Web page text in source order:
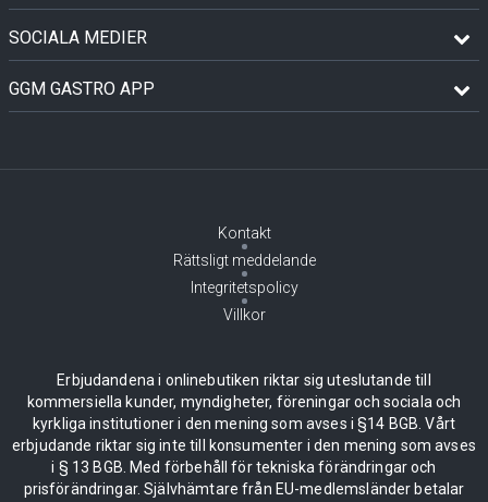
SOCIALA MEDIER
GGM GASTRO APP
Kontakt
Rättsligt meddelande
Integritetspolicy
Villkor
Erbjudandena i onlinebutiken riktar sig uteslutande till
kommersiella kunder, myndigheter, föreningar och sociala och
kyrkliga institutioner i den mening som avses i §14 BGB. Vårt
erbjudande riktar sig inte till konsumenter i den mening som avses
i § 13 BGB. Med förbehåll för tekniska förändringar och
prisförändringar. Självhämtare från EU-medlemsländer betalar